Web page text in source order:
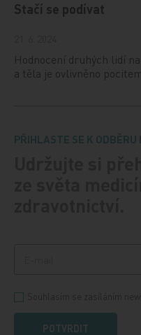
Stačí se podívat
Hodnocení druhých lidí
a těla je ovlivněno
PŘIHLASTE SE K ODBĚRU
POTVRDIT